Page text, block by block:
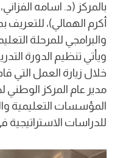
بالمركز (د. اسامه
أكرم الهمالي)،
والبرامجي للمرحلة
ويأتي تنظيم الدورة
خلال زيارة العمل التي
مدير عام المركز
المؤسسات التعليمية
للدراسات الاستراتيجية في 12/09/